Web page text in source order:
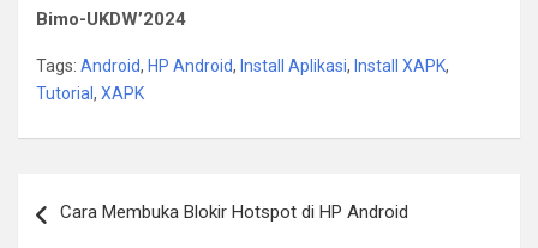
Bimo-UKDW’2024
Tags: Android, HP Android, Install Aplikasi, Install XAPK,
Tutorial , XAPK
navigation
Cara Membuka Blokir Hotspot di HP Android